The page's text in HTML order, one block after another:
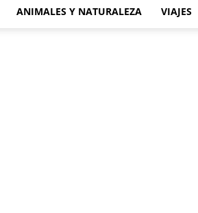
ANIMALES Y NATURALEZA VIAJES